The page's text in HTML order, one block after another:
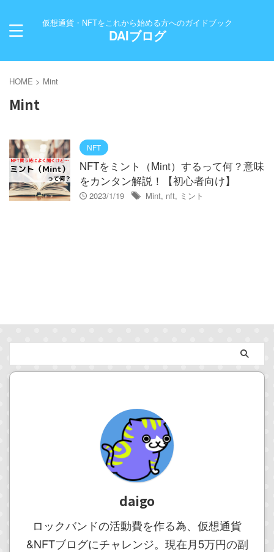
仮想通貨・NFTをこれから始める方へのガイドブック
DAIブログ
HOME > Mint
Mint
NFT
NFTをミント（Mint）するって何？意味
をカンタン解説！【初心者向け】
2023/1/19 Mint, nft, ミント
daigo
ロックバンドの活動費を作る為、仮想通貨
&NFTブログにチャレンジ。現在月5万円の副